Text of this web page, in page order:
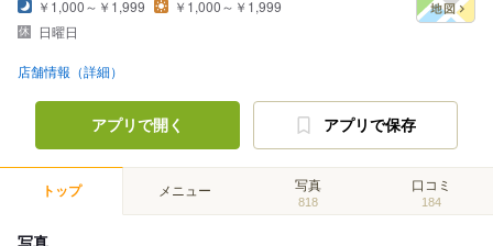
￥1,000～￥1,999
￥1,000～￥1,999
日曜日
店舗情報（詳細）
アプリで開く アプリで保存
トップ メニュー 写真
818
口コミ
184